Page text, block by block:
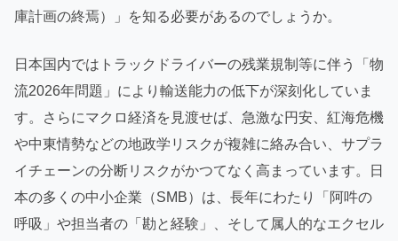
庫計画の終焉）」を知る必要があるのでしょうか。
日本国内ではトラックドライバーの残業規制等に伴う「物
流2026年問題」により輸送能力の低下が深刻化していま
す。さらにマクロ経済を見渡せば、急激な円安、紅海危機
や中東情勢などの地政学リスクが複雑に絡み合い、サプラ
イチェーンの分断リスクがかつてなく高まっています。日
本の多くの中小企業（SMB）は、長年にわたり「阿吽の
呼吸」や担当者の「勘と経験」、そして属人的なエクセル